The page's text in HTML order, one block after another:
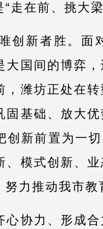
走在前、挑大梁
新者胜。面
国间的博弈
潍坊正处在
固基础、放大
新前置为一
模式创新、
力推动我市教
心协力、形成